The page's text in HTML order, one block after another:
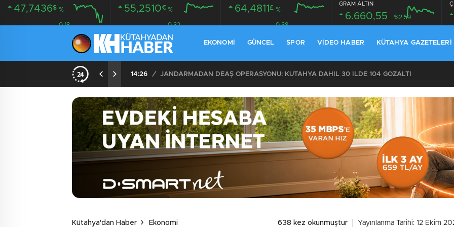
47,7436$ %
0.18
55,2510€ %
0.32
64,4811 £ %
0.38
GRAM ALTIN
6.660,55 %2,59
EKONOMI GÜNCEL SPOR VIDEO HABER KÜTAHYA GAZETELERI
02:03 / KOMŞULARI ÖLDÜĞÜNÜ SANDI, YAŞLI KADINI ÇÖP YIĞINININ ARASINDA BULUNDU
Kütahya'dan Haber Ekonomi 638 kez okunmuştur Yayınlanma Tarihi: 12 Ekim